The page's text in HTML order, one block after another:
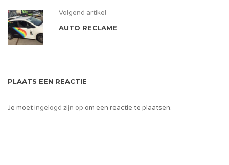
Volgend artikel
AUTO RECLAME
PLAATS EEN REACTIE
Je moetingelogd zijn op om een reactie te plaatsen.